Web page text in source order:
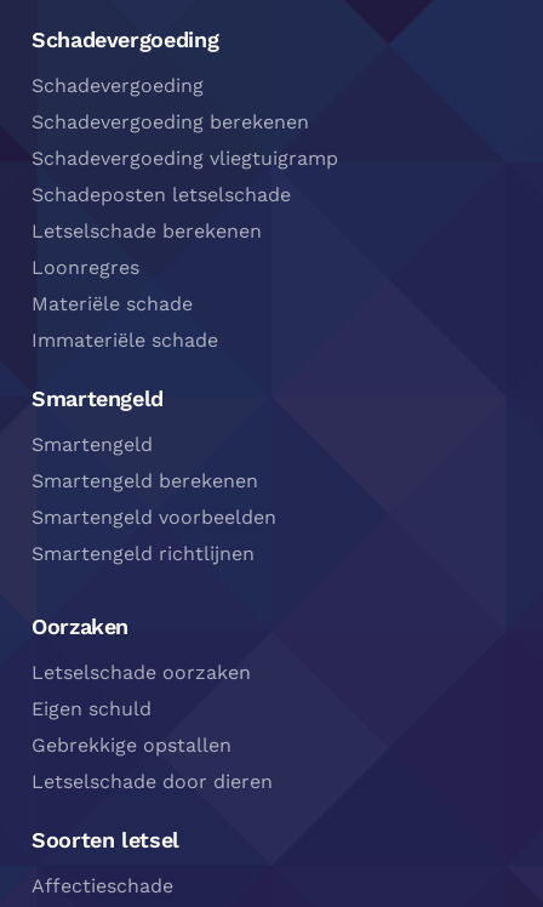
Schadevergoeding
Schadevergoeding
Schadevergoeding berekenen
Schadevergoeding vliegtuigramp
Schadeposten letselschade
Letselschade berekenen
Loonregres
Materiële schade
Immateriële schade
Smartengeld
Smartengeld
Smartengeld berekenen
Smartengeld voorbeelden
Smartengeld richtlijnen
Oorzaken
Letselschade oorzaken
Eigen schuld
Gebrekkige opstallen
Letselschade door dieren
Soorten letsel
Affectieschade